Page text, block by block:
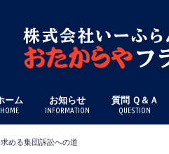
ーム
HOME
お知らせ
INFORMATION
質問 Ｑ＆Ａ
QUESTION
める集団訴訟への道